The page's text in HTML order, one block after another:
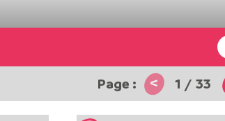
< 1 / 33